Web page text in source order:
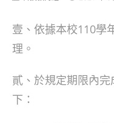
壹、依據本校110學
理。
貳、於規定期限內
下：